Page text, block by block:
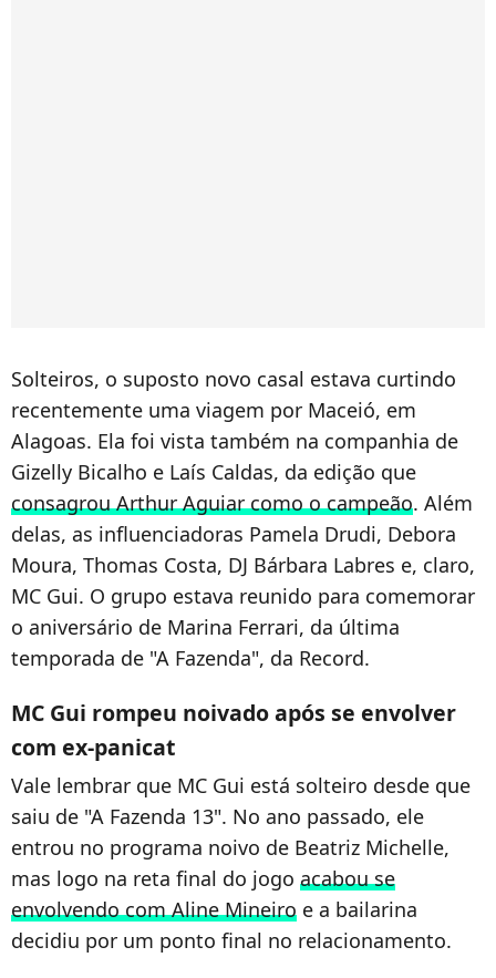
Solteiros, o suposto novo casal estava curtindo
recentemente uma viagem por Maceió, em
Alagoas. Ela foi vista também na companhia de
Gizelly Bicalho e Laís Caldas, da edição que
consagrou Arthur Aguiar como o campeão. Além
delas, as influenciadoras Pamela Drudi, Debora
Moura, Thomas Costa, DJ Bárbara Labres e, claro,
MC Gui. O grupo estava reunido para comemorar
o aniversário de Marina Ferrari, da última
temporada de "A Fazenda", da Record.
MC Gui rompeu noivado após se envolver
com ex-panicat
Vale lembrar que MC Gui está solteiro desde que
saiu de "A Fazenda 13". No ano passado, ele
entrou no programa noivo de Beatriz Michelle,
mas logo na reta final do jogo acabou se
envolvendo com Aline Mineiro e a bailarina
decidiu por um ponto final no relacionamento.